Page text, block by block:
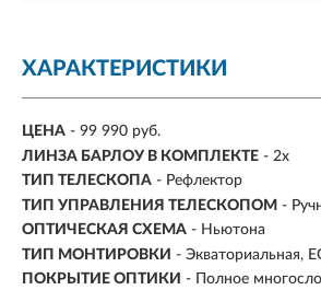
ХАРАКТЕРИСТИКИ
ЦЕНА - 99 990 руб.
ЛИНЗА БАРЛОУ В КОМПЛЕКТЕ - 2х
ТИП ТЕЛЕСКОПА - Рефлектор
ТИП УПРАВЛЕНИЯ ТЕЛЕСКОПОМ -
ОПТИЧЕСКАЯ СХЕМА - Ньютона
ТИП МОНТИРОВКИ - Экваториальная,
ПОКРЫТИЕ ОПТИКИ - Полное